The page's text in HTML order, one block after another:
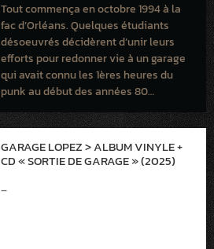
Tout commença en octobre 1994 à la
fac d’Orléans. Quelques étudiants
désoeuvrés décidèrent d’unir leurs
efforts pour redonner vie à un garage
qui avait connu les 1ères heures du
punk au début des années 80…
GARAGE LOPEZ > ALBUM VINYLE +
CD « SORTIE DE GARAGE » (2025)
–